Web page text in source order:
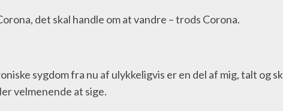
det skal handle om at vandre – trods Corona.
sygdom fra nu af ulykkeligvis er en del af mig, talt og
velmenende at sige.